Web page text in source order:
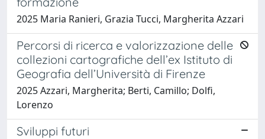
2025 Maria Ranieri, Grazia Tucci, Margherita Azzari
Percorsi di ricerca e valorizzazione delle
collezioni cartografiche dell’ex Istituto di
Geografia dell’Università di Firenze
2025 Azzari, Margherita; Berti, Camillo; Dolfi,
Lorenzo
Sviluppi futuri